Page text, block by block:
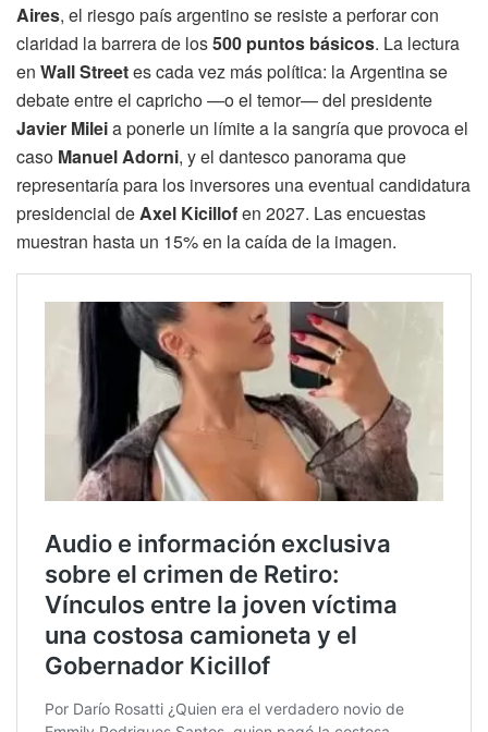
Aires, el riesgo país argentino se resiste a perforar con
claridad la barrera de los500 puntos básicos. La lectura
en Wall Streetes cada vez más política: la Argentina se
debate entre el capricho —o el temor— del presidente
Javier Mileia ponerle un límite a la sangría que provoca el
caso Manuel Adorni, y el dantesco panorama que
representaría para los inversores una eventual candidatura
presidencial deAxel Kicillofen 2027. Las encuestas
muestran hasta un 15% en la caída de la imagen.